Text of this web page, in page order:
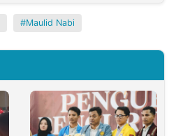
Maulid Nabi